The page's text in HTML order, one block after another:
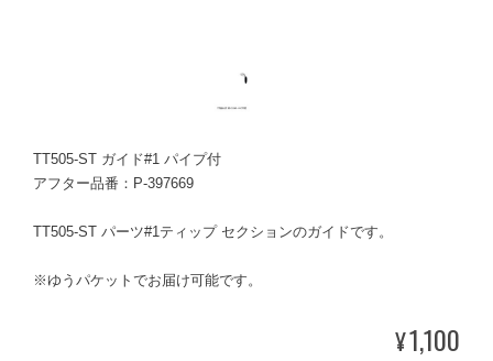
TT505-ST ガイド#1 パイプ付
アフター品番：P-397669
TT505-ST パーツ#1ティップ セクションのガイドです。
※ゆうパケットでお届け可能です。
¥1,100